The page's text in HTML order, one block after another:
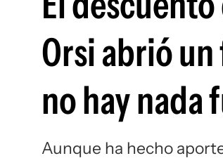
Orsi abrió
no hay nada
Aunque ha hecho